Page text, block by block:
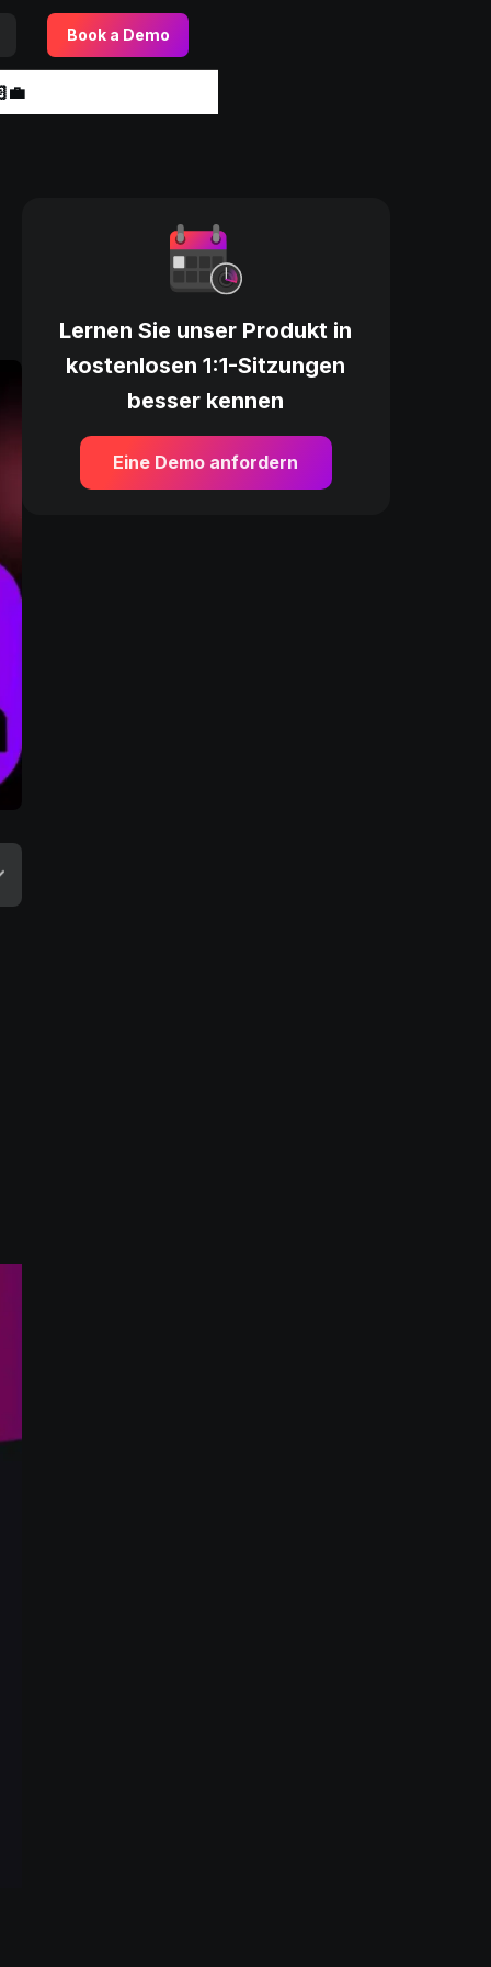
Book a Demo
Lernen Sie unser Produkt in
kostenlosen 1:1-Sitzungen
besser kennen
Eine Demo anfordern